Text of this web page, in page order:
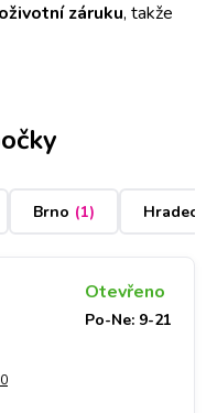
záruku, takže
Brno (1) Hradec
Otevřeno
Po-Ne: 9-21